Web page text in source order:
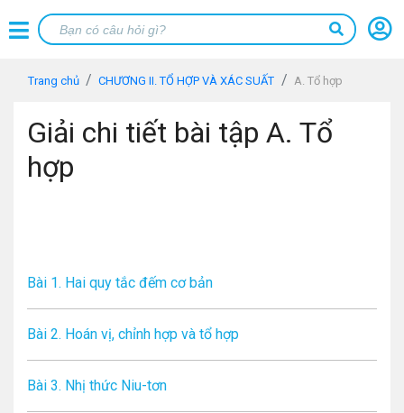
Trang chủ CHƯƠNG II. TỔ HỢP VÀ XÁC SUẤT A. Tổ hợp
Giải chi tiết bài tập A. Tổ
hợp
Bài 1. Hai quy tắc đếm cơ bản
Bài 2. Hoán vị, chỉnh hợp và tổ hợp
Bài 3. Nhị thức Niu-tơn